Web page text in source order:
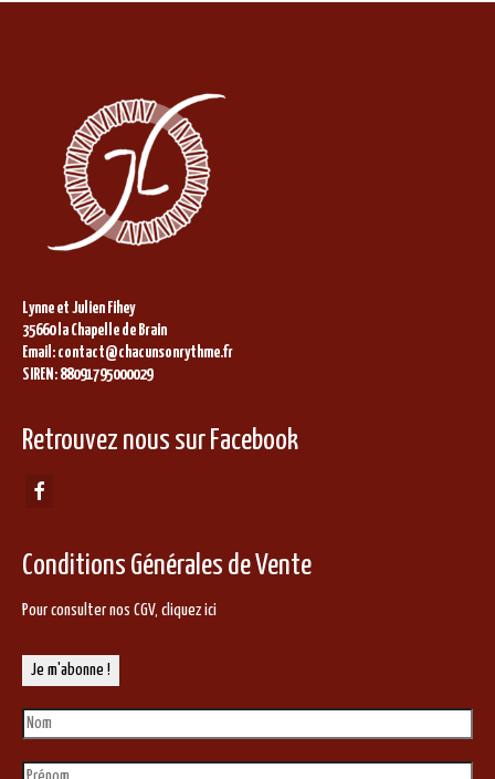
Lynne et Julien Fihey
35660 la Chapelle de Brain
Email: contact@chacunsonrythme.fr
SIREN: 88091795000029
Retrouvez nous sur Facebook
Conditions Générales de Vente
Pour consulter nos CGV, cliquez ici